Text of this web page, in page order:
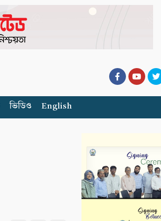
ভিডিও English